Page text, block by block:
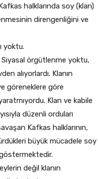
halklarında soy (klan)
direngenliğini ve
yoktu.
Siyasal örgütlenme yoktu,
alıyorlardı. Klanın
göreneklere göre
Klan ve kabile
düzenli orduları
Kafkas halklarının,
büyük mücadele soy
değil klanın